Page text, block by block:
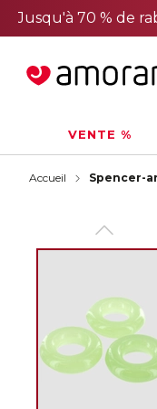
VENTE %
Accueil Spencer-